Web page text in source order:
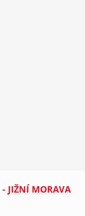
- JIŽNÍ MORAVA